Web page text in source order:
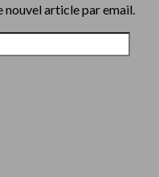
article par email.